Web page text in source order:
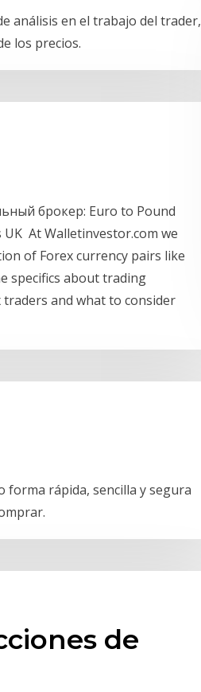
análisis en el trabajo del trader,
los precios.
брокер: Euro to Pound
At Walletinvestor.com we
of Forex currency pairs like
specifics about trading
traders and what to consider
forma rápida, sencilla y segura
de